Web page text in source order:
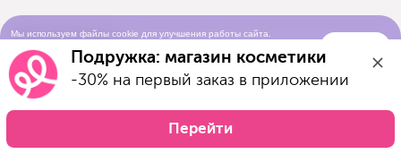
Разделы
Интернет-магазин
Каталог
Новинки
Карта лояльности
Мы используем файлы cookie для улучшения работы сайта.
использования cookie-файловПодружка: магазин косметики
-30% на первый заказ в приложении
Перейти